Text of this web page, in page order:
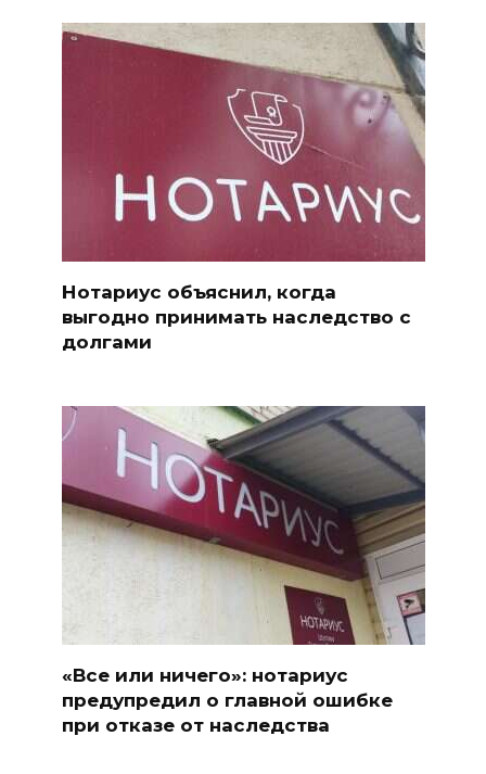
Нотариус объяснил, когда
выгодно принимать наследство с
долгами
«Все или ничего»: нотариус
предупредил о главной ошибке
при отказе от наследства